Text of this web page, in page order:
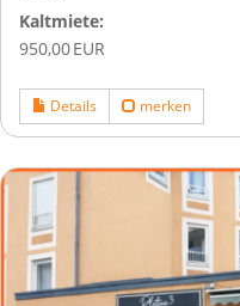
Kaltmiete:
950,00 EUR
Details merken